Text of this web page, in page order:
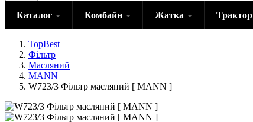
Каталог Комбайн Жатка Трактор
TopBest
Фільтр
Масляний
MANN
W723/3 Фільтр масляний [ MANN ]